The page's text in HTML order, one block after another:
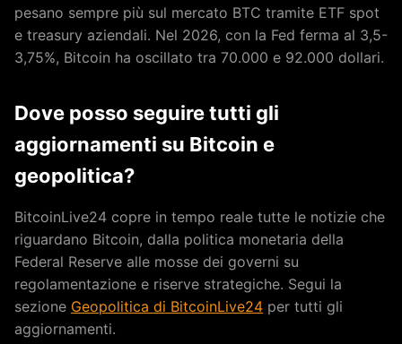
pesano sempre più sul mercato BTC tramite ETF spot
e treasury aziendali. Nel 2026, con la Fed ferma al 3,5-
3,75%, Bitcoin ha oscillato tra 70.000 e 92.000 dollari.
Dove posso seguire tutti gli
aggiornamenti su Bitcoin e
geopolitica?
BitcoinLive24 copre in tempo reale tutte le notizie che
riguardano Bitcoin, dalla politica monetaria della
Federal Reserve alle mosse dei governi su
regolamentazione e riserve strategiche. Segui la
sezione Geopolitica di BitcoinLive24 per tutti gli
aggiornamenti.